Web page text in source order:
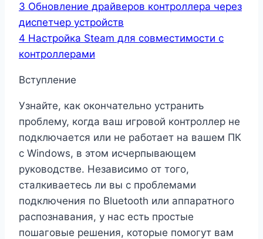
3 Обновление драйверов контроллера через
диспетчер устройств
4 Настройка Steam для совместимости с
контроллерами
Вступление
Узнайте, как окончательно устранить
проблему, когда ваш игровой контроллер не
подключается или не работает на вашем ПК
с Windows, в этом исчерпывающем
руководстве. Независимо от того,
сталкиваетесь ли вы с проблемами
подключения по Bluetooth или аппаратного
распознавания, у нас есть простые
пошаговые решения, которые помогут вам